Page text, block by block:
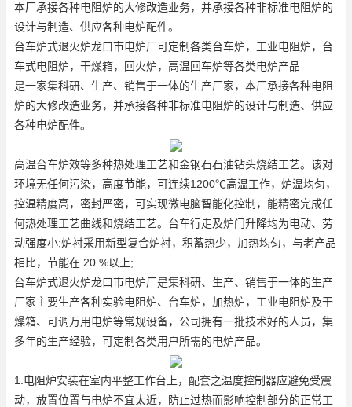
本厂承接各种电阻炉的大修改造业务，并承接各种非标准电阻炉的
设计与制造、供应各种电炉配件。
台车炉式退火炉龙口市电炉厂可定制各类台车炉，工业电阻炉，台
车式电阻炉，干燥箱，回火炉，高温回车炉等各类电炉产品
是一家集科研、生产、销售于一体的生产厂家，本厂承接各种电阻
炉的大修改造业务，并承接各种非标准电阻炉的设计与制造、供应
各种电炉配件。
高温台车炉效等多种热处理工艺和金钢石石油钻头烧结工艺。该对
环境无任何污染，高度节能，可连续1200℃高温工作，炉温均匀，
控温精度高，密封严密，可实现微电脑智能化控制，能精密完成任
何热处理工艺曲线和烧结工艺。台车行走及炉门升降均为电动、劳
动强度小;炉衬采用新型复合炉衬，积蓄热少，加热均匀，与老产品
相比，节能在 20 %以上;
台车炉式退火炉龙口市电炉厂是集科研、生产、销售于一体的生产
厂家主要生产各种实验电阻炉、台车炉，加热炉，工业电阻炉及干
燥箱、可调万用电炉等常规设备，公司拥有一批技术好的人员，集
多年的生产经验，可定制各类用户所需的电炉产品。
1.电阻炉安装在室内平整工作台上，配套之温度控制器应避免受震
动，放置位置与电炉不宜太近，防止过热而影响控制部分的正常工